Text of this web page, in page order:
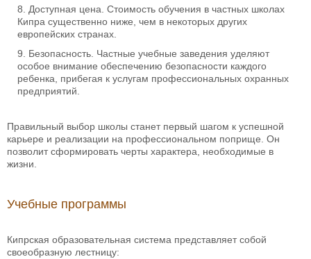
Доступная цена. Стоимость обучения в частных школах
Кипра существенно ниже, чем в некоторых других
европейских странах.
Безопасность. Частные учебные заведения уделяют
особое внимание обеспечению безопасности каждого
ребенка, прибегая к услугам профессиональных охранных
предприятий.
Правильный выбор школы станет первый шагом к успешной
карьере и реализации на профессиональном поприще. Он
позволит сформировать черты характера, необходимые в
жизни.
Учебные программы
Кипрская образовательная система представляет собой
своеобразную лестницу: